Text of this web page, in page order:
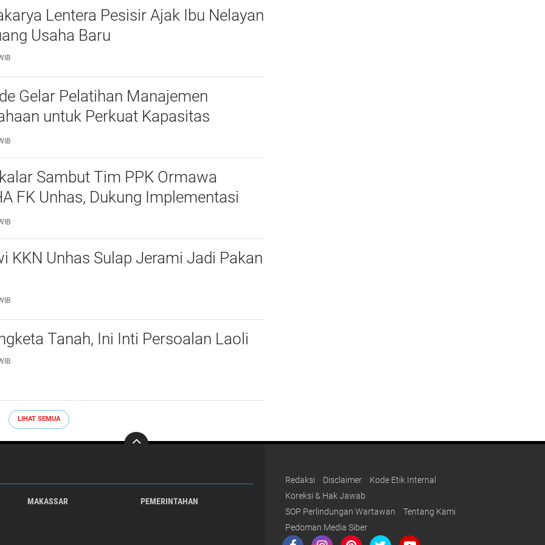
Lentera Pesisir Ajak Ibu Nelayan
Usaha Baru
Gelar Pelatihan Manajemen
untuk Perkuat Kapasitas
Desa Tinggimae
Sambut Tim PPK Ormawa
FK Unhas, Dukung Implementasi
di Desa Popo
KKN Unhas Sulap Jerami Jadi Pakan
Tanah, Ini Inti Persoalan Laoli
LIHAT SEMUA
MAKASSAR
PEMERINTAHAN
Redaksi Disclaimer
Kode Etik Internal
Koreksi & Hak Jawab
SOP Perlindungan Wartawan
Tentang Kami
Pedoman Media Siber